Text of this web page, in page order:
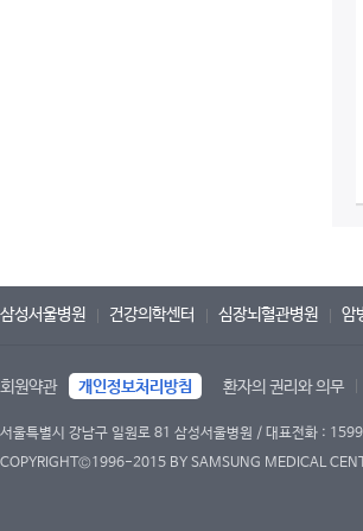
삼성서울병원 건강의학센터 심장뇌혈관병원 암
회원약관 개인정보처리방침 환자의 권리와 의무
서울특별시 강남구 일원로 81 삼성서울병원 / 대표전화 :
COPYRIGHT©1996-2015 BY SAMSUNG MEDICAL